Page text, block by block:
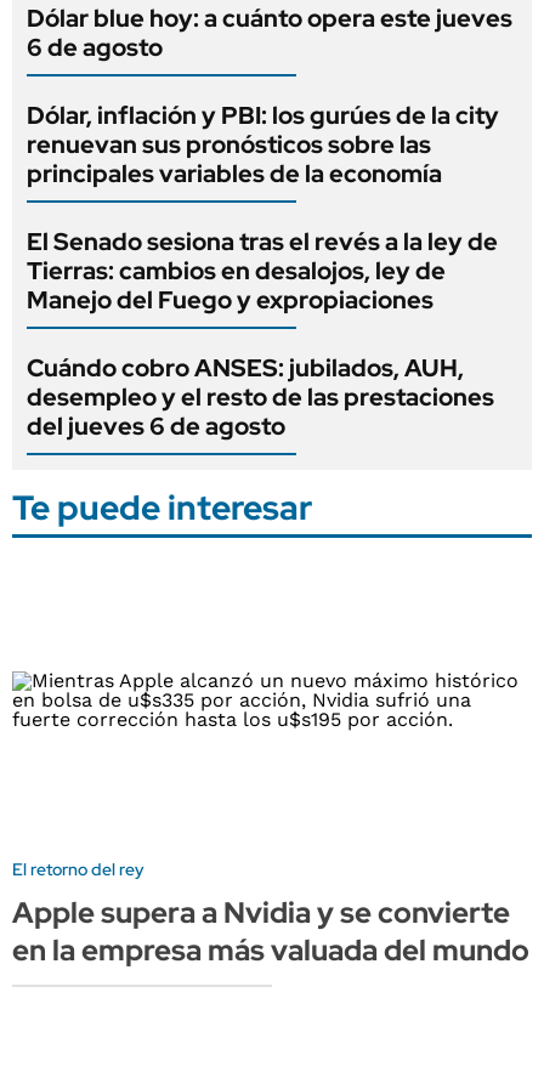
Dólar blue hoy: a cuánto opera este jueves
6 de agosto
Dólar, inflación y PBI: los gurúes de la city
renuevan sus pronósticos sobre las
principales variables de la economía
El Senado sesiona tras el revés a la ley de
Tierras: cambios en desalojos, ley de
Manejo del Fuego y expropiaciones
Cuándo cobro ANSES: jubilados, AUH,
desempleo y el resto de las prestaciones
del jueves 6 de agosto
Te puede interesar
El retorno del rey
Apple supera a Nvidia y se convierte
en la empresa más valuada del mundo